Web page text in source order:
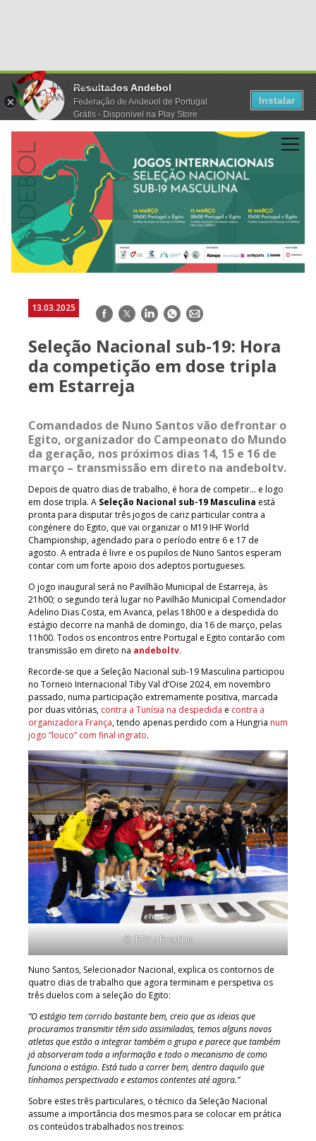
Resultados Andebol
Federação de Andebol de Portugal
Grátis - Disponivel na Play Store
Instalar
13.03.2025 Facebook
TwitterLinkedInWhatsApp
E-
Seleção Nacional sub-19: Hora
da competição em dose tripla
em Estarreja
Comandados de Nuno Santos vão defrontar o
Egito, organizador do Campeonato do Mundo
da geração, nos próximos dias 14, 15 e 16 de
março – transmissão em direto na andeboltv.
Depois de quatro dias de trabalho, é hora de competir… e logo
em dose tripla. A Seleção Nacional sub-19 Masculina está
pronta para disputar três jogos de cariz particular contra a
congénere do Egito, que vai organizar o M19 IHF World
Championship, agendado para o período entre 6 e 17 de
agosto. A entrada é livre e os pupilos de Nuno Santos esperam
contar com um forte apoio dos adeptos portugueses.
O jogo inaugural será no Pavilhão Municipal de Estarreja, às
21h00; o segundo terá lugar no Pavilhão Municipal Comendador
Adelino Dias Costa, em Avanca, pelas 18h00 e a despedida do
estágio decorre na manhã de domingo, dia 16 de março, pelas
11h00. Todos os encontros entre Portugal e Egito contarão com
transmissão em direto na andeboltv.
Recorde-se que a Seleção Nacional sub-19 Masculina participou
no Torneio Internacional Tiby Val d’Oise 2024, em novembro
passado, numa participação extremamente positiva, marcada
por duas vitórias, contra a Tunísia na despedida e contra a
organizadora França, tendo apenas perdido com a Hungria num
jogo “louco” com final ingrato.
© TIBY / Prod’Lio
Nuno Santos, Selecionador Nacional, explica os contornos de
quatro dias de trabalho que agora terminam e perspetiva os
três duelos com a seleção do Egito:
“O estágio tem corrido bastante bem, creio que as ideias que
procuramos transmitir têm sido assimiladas, temos alguns novos
atletas que estão a integrar também o grupo e parece que também
já absorveram toda a informação e todo o mecanismo de como
funciona o estágio. Está tudo a correr bem, dentro daquilo que
tínhamos perspectivado e estamos contentes até agora.”
Sobre estes três particulares, o técnico da Seleção Nacional
assume a importância dos mesmos para se colocar em prática
os conteúdos trabalhados nos treinos: